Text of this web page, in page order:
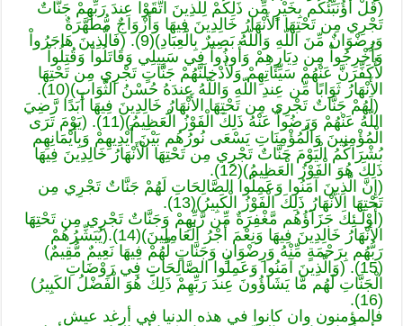
(قُلْ أَؤُنَبِّئُكُم بِخَيْرٍ مِّن ذَلِكُمْ لِلَّذِينَ اتَّقَوْا عِندَ رَبِّهِمْ جَنَّاتٌ
تَجْرِي مِن تَحْتِهَا الأَنْهَارُ خَالِدِينَ فِيهَا وَأَزْوَاجٌ مُّطَهَّرَةٌ
وَرِضْوَانٌ مِّنَ اللّهِ وَاللّهُ بَصِيرٌ بِالْعِبَادِ)(9). (فَالَّذِينَ هَاجَرُواْ
وَأُخْرِجُواْ مِن دِيَارِهِمْ وَأُوذُواْ فِي سَبِيلِي وَقَاتَلُواْ وَقُتِلُواْ
لأُكَفِّرَنَّ عَنْهُمْ سَيِّئَاتِهِمْ وَلأُدْخِلَنَّهُمْ جَنَّاتٍ تَجْرِي مِن تَحْتِهَا
الأَنْهَارُ ثَوَابًا مِّن عِندِ اللّهِ وَاللّهُ عِندَهُ حُسْنُ الثَّوَابِ)(10).
(لَهُمْ جَنَّاتٌ تَجْرِي مِن تَحْتِهَا الأَنْهَارُ خَالِدِينَ فِيهَا أَبَدًا رَّضِيَ
اللّهُ عَنْهُمْ وَرَضُواْ عَنْهُ ذَلِكَ الْفَوْزُ الْعَظِيمُ)(11). (يَوْمَ تَرَى
الْمُؤْمِنِينَ وَالْمُؤْمِنَاتِ يَسْعَى نُورُهُم بَيْنَ أَيْدِيهِمْ وَبِأَيْمَانِهِم
بُشْرَاكُمُ الْيَوْمَ جَنَّاتٌ تَجْرِي مِن تَحْتِهَا الْأَنْهَارُ خَالِدِينَ فِيهَا
ذَلِكَ هُوَ الْفَوْزُ الْعَظِيمُ)(12).
(إِنَّ الَّذِينَ آمَنُوا وَعَمِلُوا الصَّالِحَاتِ لَهُمْ جَنَّاتٌ تَجْرِي مِن
تَحْتِهَا الأَنْهَارُ ذَلِكَ الْفَوْزُ الْكَبِيرُ)(13).
(أُوْلَـئِكَ جَزَآؤُهُم مَّغْفِرَةٌ مِّن رَّبِّهِمْ وَجَنَّاتٌ تَجْرِي مِن تَحْتِهَا
الأَنْهَارُ خَالِدِينَ فِيهَا وَنِعْمَ أَجْرُ الْعَامِلِينَ)(14).(يُبَشِّرُهُمْ
رَبُّهُم بِرَحْمَةٍ مِّنْهُ وَرِضْوَانٍ وَجَنَّاتٍ لَّهُمْ فِيهَا نَعِيمٌ مُّقِيمٌ)
(15). (وَالَّذِينَ آمَنُوا وَعَمِلُوا الصَّالِحَاتِ فِي رَوْضَاتِ
الْجَنَّاتِ لَهُم مَّا يَشَاؤُونَ عِندَ رَبِّهِمْ ذَلِكَ هُوَ الْفَضْلُ الكَبِيرُ)
(16).
فالمؤمنون وان كانوا في هذه الدنيا في أرغد عيش